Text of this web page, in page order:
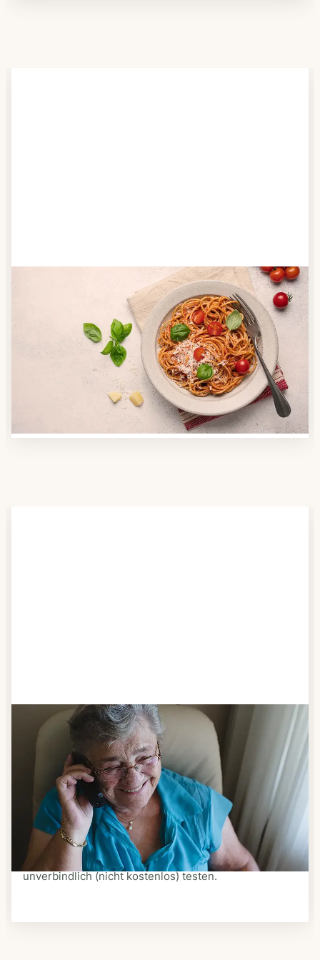
Anbieter finden
Nutzen Sie unsere große Mahlzeiten-Dienst-Suche,
um herauszufinden, welche Anbieter es in Ihrer
Region gibt und welcher am besten zu Ihnen passt.
Verschaffen Sie sich auch einen Überblick über die
Essen auf Rädern-Kosten.
Schritt 3
Bestellen & liefern lassen
Suchen Sie sich aus dem Speiseplan Ihres Anbieters
aus, was Ihnen schmeckt. Bestellen Sie telefonisch,
schriftlich oder im Online-Shop Ihres Anbieters.
Ein Kurier liefert Ihnen das bestellte Essen zum
vereinbarten Zeitpunkt nach Hause. Bei vielen
Anbietern können Sie Essen auf Rädern auch
unverbindlich (nicht kostenlos) testen.